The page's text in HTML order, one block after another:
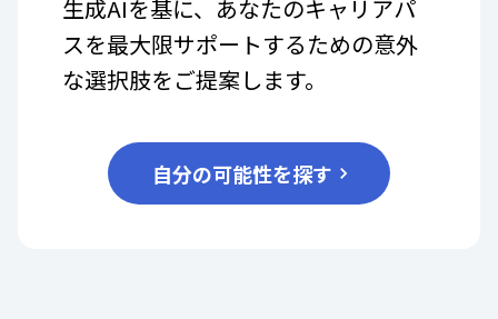
生成AIを基に、あなたのキャリアパ
スを最大限サポートするための意外
な選択肢をご提案します。
自分の可能性を探す